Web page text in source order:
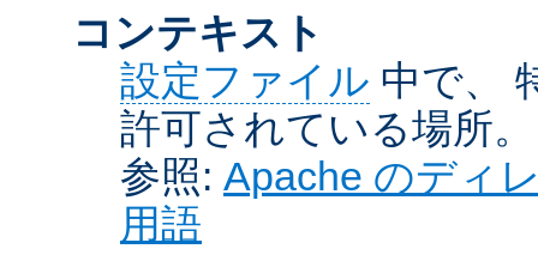
コンテキスト
設定ファイル 中で、
許可されている場所。
参照: Apache のディ
用語